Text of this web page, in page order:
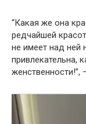
“Какая же она
редчайшей
не имеет над ней
привлекательна,
женственности!”,